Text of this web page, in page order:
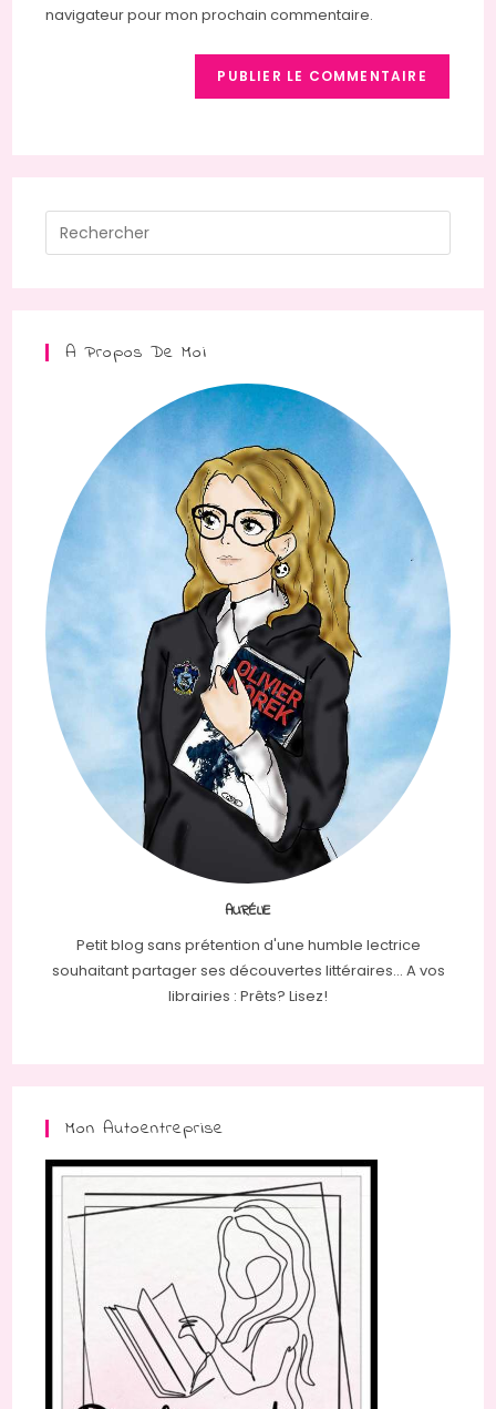
site
navigateur pour mon prochain commentaire.
A Propos De Moi
AURÉLIE
Petit blog sans prétention d'une humble lectrice
souhaitant partager ses découvertes littéraires... A vos
librairies : Prêts? Lisez!
Mon Autoentreprise